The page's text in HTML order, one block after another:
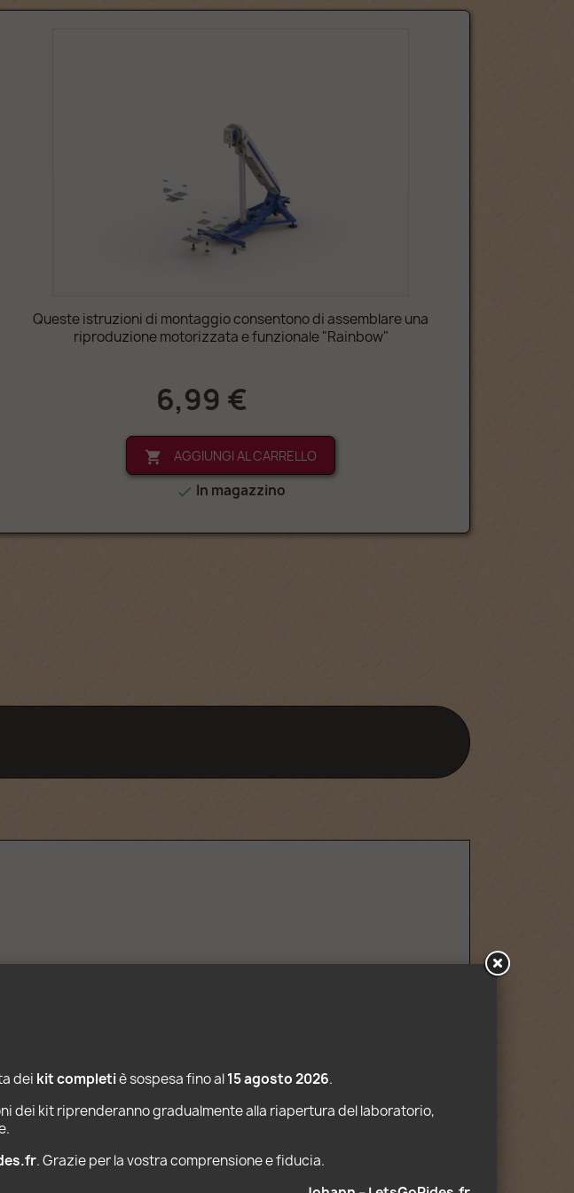
Queste istruzioni di montaggio consentono di assemblare una
riproduzione motorizzata e funzionale "Rainbow"
6,99 €
 AGGIUNGI AL CARRELLO
 In magazzino
le parti Lego ovviamente non vengono fornite.
dei kit completi è sospesa fino al 15 agosto 2026.
dei kit riprenderanno gradualmente alla riapertura del laboratorio,
. Grazie per la vostra comprensione e fiducia.